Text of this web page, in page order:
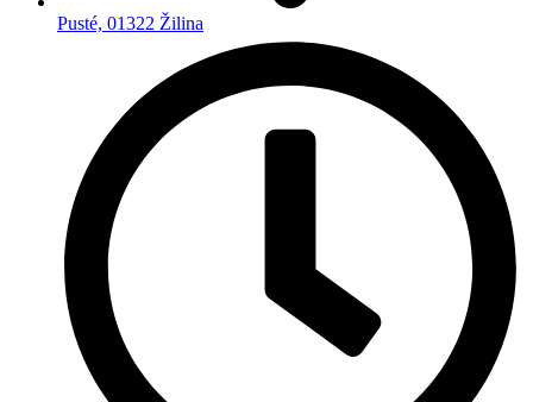
Pusté, 01322 Žilina